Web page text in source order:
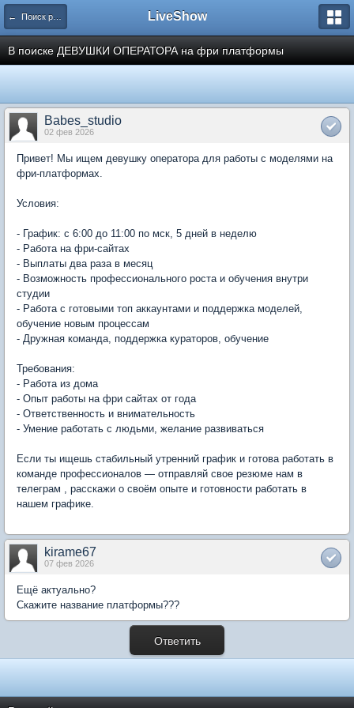
← Поиск работы LiveShow
В поиске ДЕВУШКИ ОПЕРАТОРА на фри платформы
Babes_studio
02 фев 2026
Привет! Мы ищем девушку оператора для работы с моделями на
фри-платформах.
Условия:
- График: с 6:00 до 11:00 по мск, 5 дней в неделю
- Работа на фри-сайтах
- Выплаты два раза в месяц
- Возможность профессионального роста и обучения внутри
студии
- Работа с готовыми топ аккаунтами и поддержка моделей,
обучение новым процессам
- Дружная команда, поддержка кураторов, обучение
Требования:
- Работа из дома
- Опыт работы на фри сайтах от года
- Ответственность и внимательность
- Умение работать с людьми, желание развиваться
Если ты ищешь стабильный утренний график и готова работать в
команде профессионалов — отправляй свое резюме нам в
телеграм , расскажи о своём опыте и готовности работать в
нашем графике.
kirame67
07 фев 2026
Ещё актуально?
Скажите название платформы???
Ответить